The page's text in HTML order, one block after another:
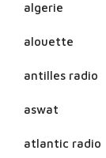
algerie
alouette
antilles radio
aswat
atlantic radio